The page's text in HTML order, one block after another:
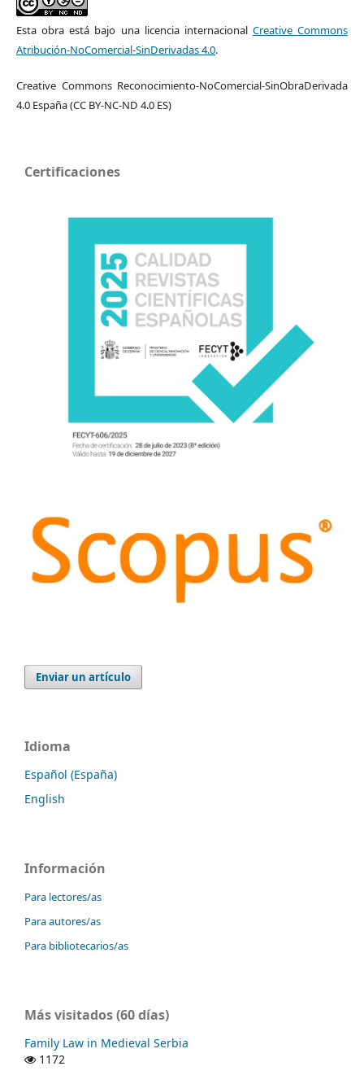
Esta obra está bajo una licencia internacional Creative Commons
Atribución-NoComercial-SinDerivadas 4.0.
Creative Commons Reconocimiento-NoComercial-SinObraDerivada
4.0 España (CC BY-NC-ND 4.0 ES)
Certificaciones
Enviar un artículo
Idioma
Español (España)
English
Información
Para lectores/as
Para autores/as
Para bibliotecarios/as
Más visitados (60 días)
Family Law in Medieval Serbia
1172